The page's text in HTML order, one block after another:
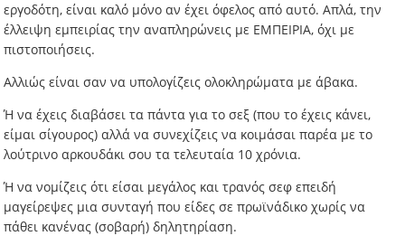
εργοδότη, είναι καλό μόνο αν έχει όφελος από αυτό. Απλά, την
έλλειψη εμπειρίας την αναπληρώνεις με ΕΜΠΕΙΡΙΑ, όχι με
πιστοποιήσεις.
Αλλιώς είναι σαν να υπολογίζεις ολοκληρώματα με άβακα.
Ή να έχεις διαβάσει τα πάντα για το σεξ (που το έχεις κάνει,
είμαι σίγουρος) αλλά να συνεχίζεις να κοιμάσαι παρέα με το
λούτρινο αρκουδάκι σου τα τελευταία 10 χρόνια.
Ή να νομίζεις ότι είσαι μεγάλος και τρανός σεφ επειδή
μαγείρεψες μια συνταγή που είδες σε πρωϊνάδικο χωρίς να
πάθει κανένας (σοβαρή) δηλητηρίαση.